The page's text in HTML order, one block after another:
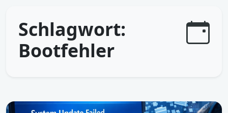
Schlagwort:
Bootfehler